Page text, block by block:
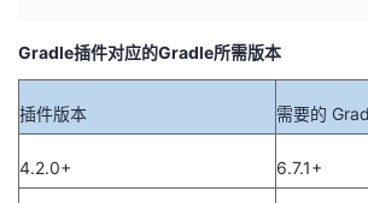
人
主
页
我
的
开
Gradle插件对应的Gradle所需版本
插件版本 需要的
4.2.0+ 6.7.1+